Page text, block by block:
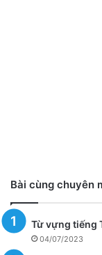
Bài cùng chuyên
Từ vựng tiếng
04/07/2023